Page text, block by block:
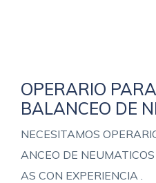
OPERARIO
BALANCEO DE
NECESITAMOS
ANCEO DE
AS CON EXPERIENCIA .